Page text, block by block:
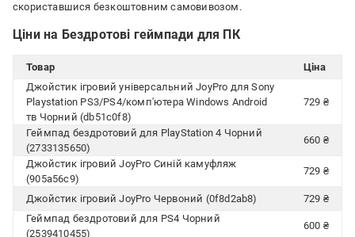
скориставшися безкоштовним самовивозом.
Ціни на Бездротові геймпади для ПК
Товар
Ціна
Джойстик ігровий універсальний JoyPro для Sony
Playstation PS3/PS4/комп'ютера Windows Android
тв Чорний (db51c0f8)
729 ₴
Геймпад бездротовий для PlayStation 4 Чорний
(2733135650)
660 ₴
Джойстик ігровий JoyPro Синій камуфляж
(905a56c9)
729 ₴
Джойстик ігровий JoyPro Червоний (0f8d2ab8)
729 ₴
Геймпад бездротовий для PS4 Чорний
(2539410455)
600 ₴